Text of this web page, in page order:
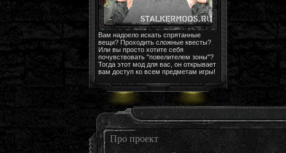
Вам надоело искать спрятанные
вещи? Проходить сложные квесты?
Или вы просто хотите себя
почувствовать "повелителем зоны"?
Тогда этот мод для вас, он открывает
вам доступ ко всем предметам игры!
Про проект